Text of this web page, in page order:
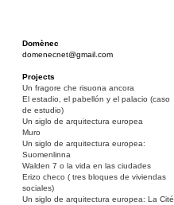
Domènec
domenecnet@gmail.com
Projects
Un fragore che risuona ancora
El estadio, el pabellón y el palacio (caso
de estudio)
Un siglo de arquitectura europea
Muro
Un siglo de arquitectura europea:
Suomenlinna
Walden 7 o la vida en las ciudades
Erizo checo ( tres bloques de viviendas
sociales)
Un siglo de arquitectura europea: La Cité